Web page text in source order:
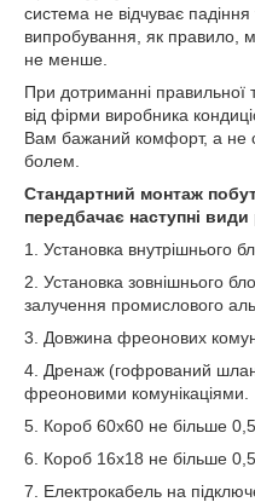
система не відчуває
випробування, як правило,
не менше.
При дотриманні правильної
від фірми виробника
Вам бажаний комфорт, а не
болем.
Стандартний монтаж
передбачає наступні види
1. Установка внутрішнього
2. Установка зовнішнього
залучення промислового
3. Довжина фреонових
4. Дренаж (гофрований
фреоновими комунікаціями.
5. Короб 60х60 не більше
6. Короб 16х18 не більше
7. Електрокабель на